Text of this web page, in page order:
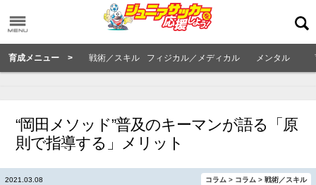
育成メニュー > 戦術／スキル フィジカル／メディカル メンタル
“岡田メソッド”普及のキーマンが語る「原
則で指導する」メリット
2021.03.08 コラム > コラム > 戦術／スキル